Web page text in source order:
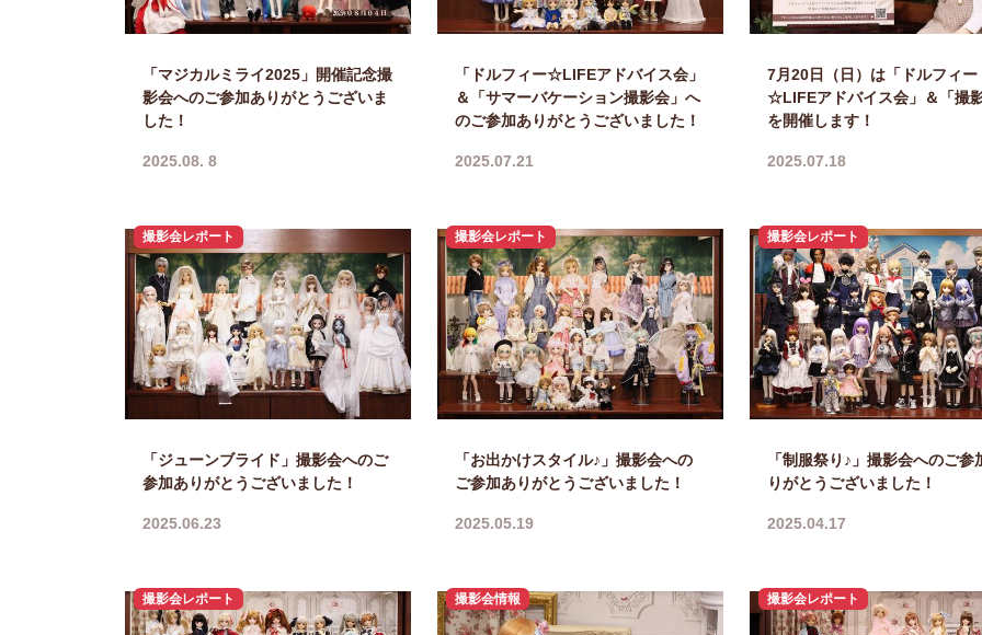
「マジカルミライ2025」開催記念撮
影会へのご参加ありがとうございま
した！
2025.08. 8
「ドルフィー☆LIFEアドバイス会」
＆「サマーバケーション撮影会」へ
のご参加ありがとうございました！
2025.07.21
7月20日（日）は「ドルフィー
☆LIFEアドバイス会」＆「撮
を開催します！
2025.07.18
撮影会レポート
「ジューンブライド」撮影会へのご
参加ありがとうございました！
2025.06.23
撮影会レポート
「お出かけスタイル♪」撮影会への
ご参加ありがとうございました！
2025.05.19
撮影会レポート
「制服祭り♪」撮影会へのご参
りがとうございました！
2025.04.17
撮影会レポート 撮影会情報 撮影会レポート